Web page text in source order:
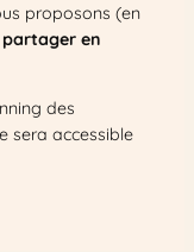
proposons (en
en
des
sera accessible